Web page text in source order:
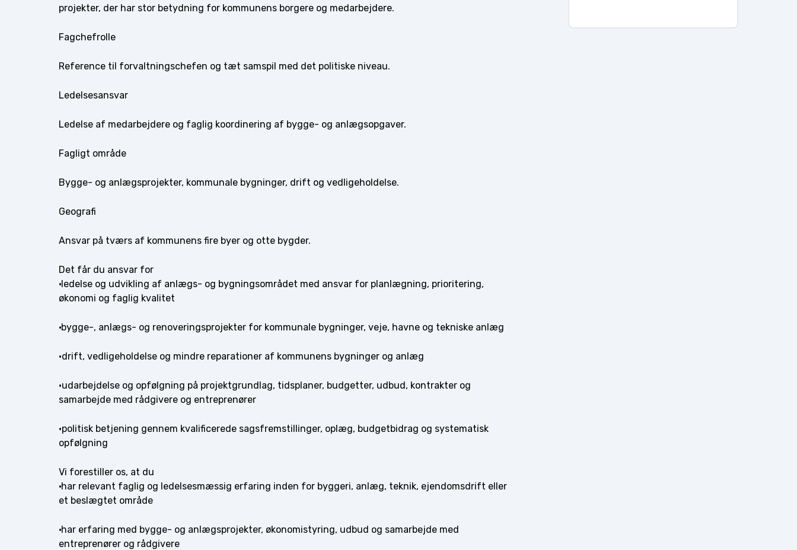
projekter, der har stor betydning for kommunens borgere og medarbejdere.
Fagchefrolle
Reference til forvaltningschefen og tæt samspil med det politiske niveau.
Ledelsesansvar
Ledelse af medarbejdere og faglig koordinering af bygge- og anlægsopgaver.
Fagligt område
Bygge- og anlægsprojekter, kommunale bygninger, drift og vedligeholdelse.
Geografi
Ansvar på tværs af kommunens fire byer og otte bygder.
Det får du ansvar for
·ledelse og udvikling af anlægs- og bygningsområdet med ansvar for planlægning, prioritering,
økonomi og faglig kvalitet
·bygge-, anlægs- og renoveringsprojekter for kommunale bygninger, veje, havne og tekniske anlæg
·drift, vedligeholdelse og mindre reparationer af kommunens bygninger og anlæg
·udarbejdelse og opfølgning på projektgrundlag, tidsplaner, budgetter, udbud, kontrakter og
samarbejde med rådgivere og entreprenører
·politisk betjening gennem kvalificerede sagsfremstillinger, oplæg, budgetbidrag og systematisk
opfølgning
Vi forestiller os, at du
·har relevant faglig og ledelsesmæssig erfaring inden for byggeri, anlæg, teknik, ejendomsdrift eller
et beslægtet område
·har erfaring med bygge- og anlægsprojekter, økonomistyring, udbud og samarbejde med
entreprenører og rådgivere